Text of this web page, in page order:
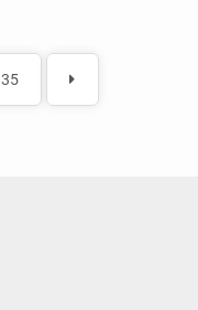
35